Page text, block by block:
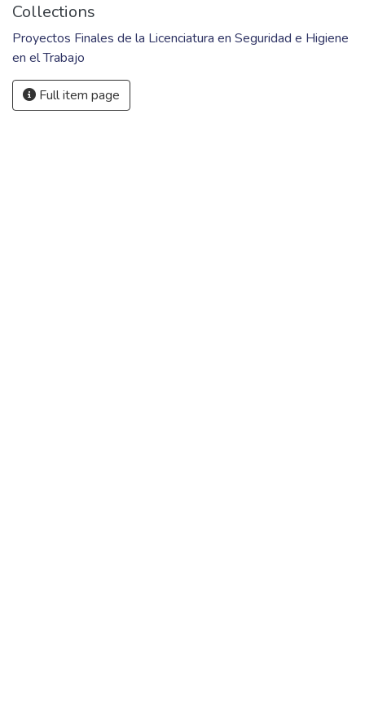
Collections
Proyectos Finales de la Licenciatura en Seguridad e Higiene
en el Trabajo
Full item page